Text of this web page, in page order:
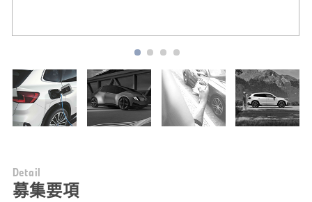
Detail
募集要項